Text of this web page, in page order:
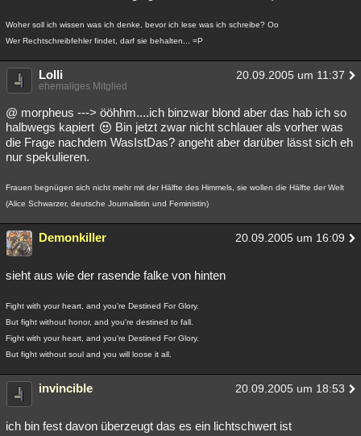
Woher soll ich wissen was ich denke, bevor ich lese was ich schreibe? Oo
Wer Rechtschreibfehler findet, darf sie behalten... =P
Lolli 20.09.2005 um 11:37
ehemaliges Mitglied
@ morpheus ---> ööhhm....ich binzwar blond aber das hab ich so
halbwegs kapiert
Bin jetzt zwar nicht schlauer als vorher was
die Frage nachdem WasIstDas? angeht aber darüber lässt sich eh
nur spekulieren.
Frauen begnügen sich nicht mehr mit der Hälfte des Himmels, sie wollen die Hälfte der Welt
(Alice Schwarzer, deutsche Journalistin und Feministin)
Demonkiller 20.09.2005 um 16:09
sieht aus wie der rasende falke von hinten
Fight with your heart, and you're Destined For Glory.
But fight without honor, and you're destined to fall.
Fight with your heart, and you're Destined For Glory.
But fight without soul and you will loose it all.
invincible 20.09.2005 um 18:53
ich bin fest davon überzeugt das es ein lichtschwert ist